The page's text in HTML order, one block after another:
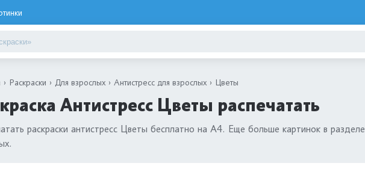
Раскраски Для взрослых Антистресс для взрослых Цветы
Антистресс Цветы распечатать
раскраски антистресс Цветы бесплатно на А4. Еще больше картинок в разделе